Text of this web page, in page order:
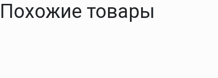
Похожие товары